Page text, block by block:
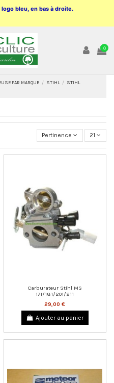
bleu, en bas à droite.
0
PAR MARQUE STIHL
STIHL
Pertinence 21
Carburateur Stihl MS
171/181/201/211
29,00 €
Ajouter au panier